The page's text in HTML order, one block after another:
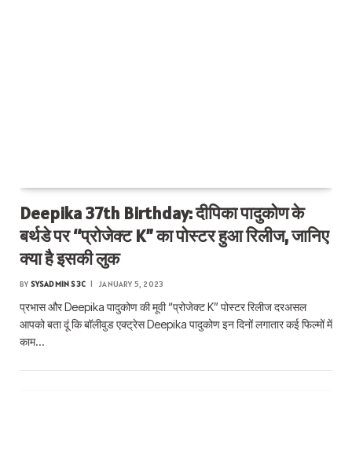
Deepika 37th Birthday: दीपिका पादुकोण के
बर्थडे पर “प्रोजेक्ट K” का पोस्टर हुआ रिलीज, जानिए
क्या है इसकी लुक
BY SYSADMIN S3C JANUARY 5, 2023
प्रभास और Deepika पादुकोण की मूवी “प्रोजेक्ट K” पोस्टर रिलीज दरअसल
आपको बता दूं कि बॉलीवुड एक्ट्रेस Deepika पादुकोण इन दिनों लगातार कई फिल्मों में
काम…